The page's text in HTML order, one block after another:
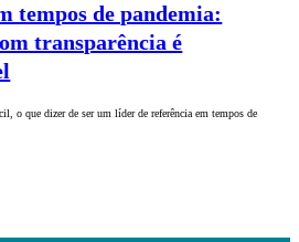
tempos de pandemia:
transparência é
o que dizer de ser um líder de referência em tempos de